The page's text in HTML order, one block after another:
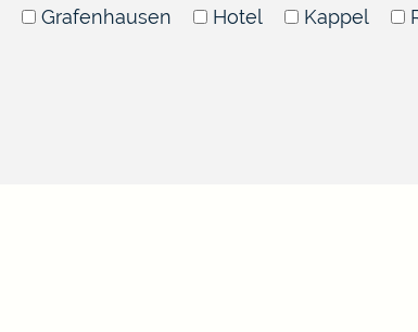
Grafenhausen Hotel Kappel